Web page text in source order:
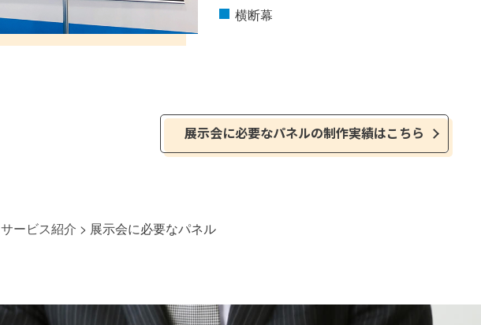
横断幕
展示会に必要なパネルの制作実績はこちら
サービス紹介 > 展示会に必要なパネル